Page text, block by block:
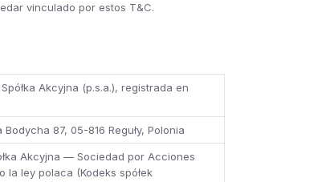
vinculado por estos T&C.
Akcyjna (p.s.a.), registrada en
Bodycha 87, 05-816 Reguły, Polonia
Akcyjna — Sociedad por Acciones
la ley polaca (Kodeks spółek